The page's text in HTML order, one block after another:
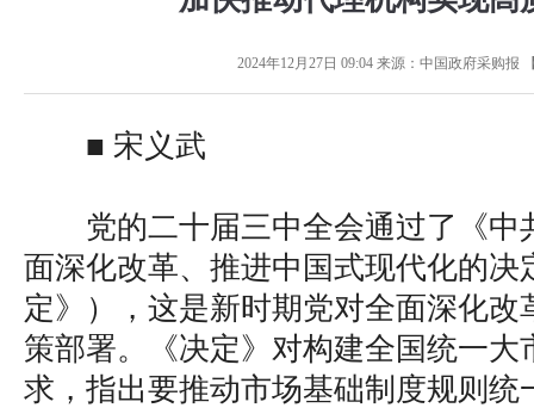
2024年12月27日 09:04来源： 中国政府采购报
■ 宋义武
党的二十届三中全会通过了《中
面深化改革、推进中国式现代化的决
定》），这是新时期党对全面深化改
策部署。《决定》对构建全国统一大
求，指出要推动市场基础制度规则统